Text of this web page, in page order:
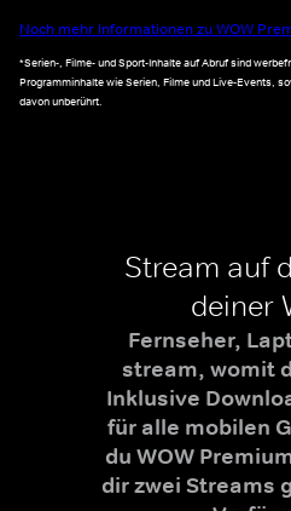
Noch mehr Informationen zu WOW
*Serien-, Filme- und Sport-Inhalte auf Abruf sind
Programminhalte wie Serien, Filme und Live-Events,
davon unberührt.
Stream auf
deiner
Fernseher,
stream, womit
Inklusive
für alle mobilen
du WOW
dir zwei Streams